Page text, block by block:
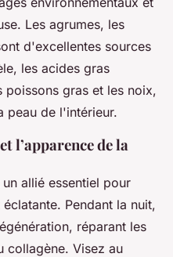
Les agrumes, les
d'excellentes sources
les acides gras
poissons gras et les noix,
peau de l'intérieur.
l’apparence de la
un allié essentiel pour
Pendant la nuit,
réparant les
collagène. Visez au